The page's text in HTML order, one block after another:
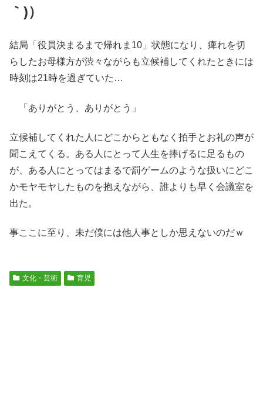
｀)）
結局「役員決まるまで帰れま10」状態になり、痺れを切
らしたお母様方が渋々ながらも立候補してくれたときには
時刻は21時を過ぎていた…
「ありがとう、ありがとう」
立候補してくれた人にどこからともなく拍手とお礼の声が
聞こえてくる。ある人にとって人生を捧げるに足るもの
が、ある人にとってはまるで罰ゲームのような扱いにどこ
かモヤモヤしたものを抱えながら、誰よりも早く会議室を
出た。
事ここに至り、未だ僕には他人事としか思えないのだｗ
文化・芸術 育児